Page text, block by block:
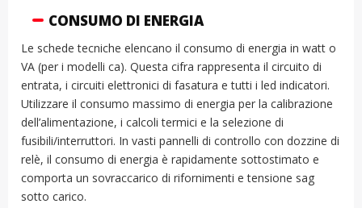
CONSUMO DI ENERGIA
Le schede tecniche elencano il consumo di energia in watt o
VA (per i modelli ca). Questa cifra rappresenta il circuito di
entrata, i circuiti elettronici di fasatura e tutti i led indicatori.
Utilizzare il consumo massimo di energia per la calibrazione
dell’alimentazione, i calcoli termici e la selezione di
fusibili/interruttori. In vasti pannelli di controllo con dozzine di
relè, il consumo di energia è rapidamente sottostimato e
comporta un sovraccarico di rifornimenti e tensione sag
sotto carico.